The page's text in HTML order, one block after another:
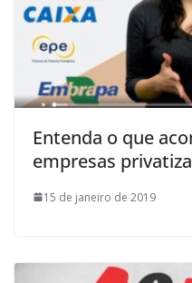
Entenda o que
empresas
15 de janeiro de 2019